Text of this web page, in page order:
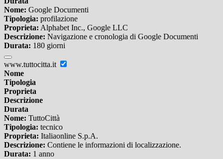
Nome: Google Documenti
Tipologia: profilazione
Proprieta: Alphabet Inc., Google LLC
Descrizione: Navigazione e cronologia di Google Documenti
Durata: 180 giorni
www.tuttocitta.it
Nome
Tipologia
Proprieta
Descrizione
Durata
Nome: TuttoCittà
Tipologia: tecnico
Proprieta: Italiaonline S.p.A.
Descrizione: Contiene le informazioni di localizzazione.
Durata: 1 anno